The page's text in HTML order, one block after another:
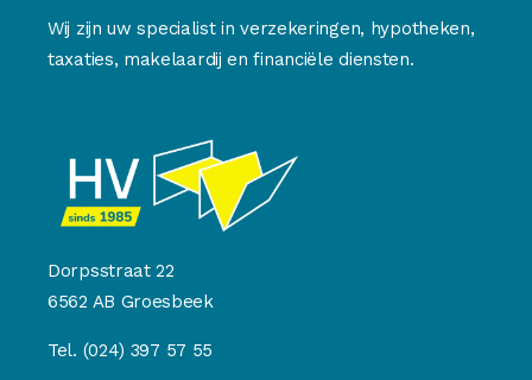
Wij zijn uw specialist in verzekeringen, hypotheken,
taxaties, makelaardij en financiële diensten.
Dorpsstraat 22
6562 AB Groesbeek
Tel. (024) 397 57 55